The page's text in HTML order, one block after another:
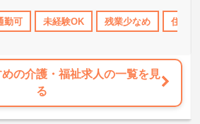
保険完備 交通費支給 退職金制度あり
勤可 未経験OK 残業少なめ 住宅
の介護・福祉求人の一覧を見
る